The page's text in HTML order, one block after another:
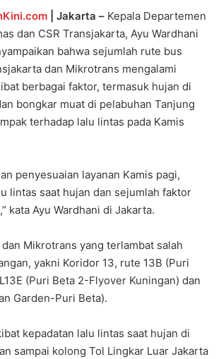
| Jakarta – Kepala Departemen
dan CSR Transjakarta, Ayu Wardhani
bahwa sejumlah rute bus
dan Mikrotrans mengalami
berbagai faktor, termasuk hujan di
bongkar muat di pelabuhan Tanjung
terhadap lalu lintas pada Kamis
penyesuaian layanan Kamis pagi,
lintas saat hujan dan sejumlah faktor
kata Ayu Wardhani di Jakarta.
Mikrotrans yang terlambat salah
yakni Koridor 13, rute 13B (Puri
(Puri Beta 2-Flyover Kuningan) dan
Garden-Puri Beta).
kepadatan lalu lintas saat hujan di
sampai kolong Tol Lingkar Luar Jakarta